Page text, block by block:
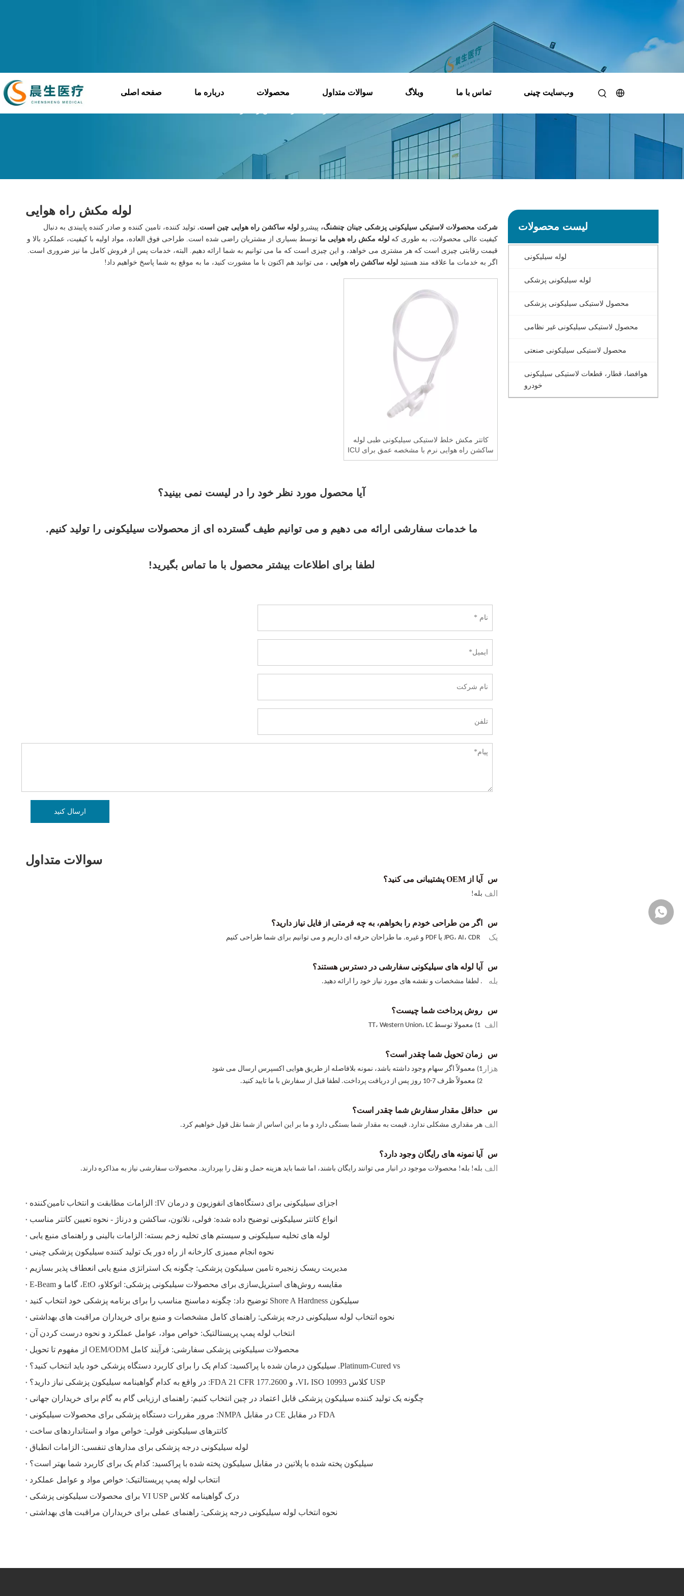
صفحه اصلی درباره ما محصولات سوالات متداول وبلاگ تماس با ما
وب‌سایت چینی
لوله مکش راه هوایی
شرکت محصولات لاستیکی سیلیکونی پزشکی جینان چنشنگ، پیشرو لوله ساکشن راه هوایی چین است. تولید کننده، تامین کننده و صادر کننده پایبندی به دنبال
کیفیت عالی محصولات، به طوری که لوله مکش راه هوایی ما توسط بسیاری از مشتریان راضی شده است. طراحی فوق العاده، مواد اولیه با کیفیت، عملکرد بالا و
قیمت رقابتی چیزی است که هر مشتری می خواهد، و این چیزی است که ما می توانیم به شما ارائه دهیم. البته، خدمات پس از فروش کامل ما نیز ضروری است.
اگر به خدمات ما علاقه مند هستید لوله ساکشن راه هوایی ، می توانید هم اکنون با ما مشورت کنید، ما به موقع به شما پاسخ خواهیم داد!
کاتتر مکش خلط لاستیکی سیلیکونی طبی لوله
ساکشن راه هوایی نرم با مشخصه عمق برای ICU
و جراحی
آیا محصول مورد نظر خود را در لیست نمی بینید؟
ما خدمات سفارشی ارائه می دهیم و می توانیم طیف گسترده ای از محصولات سیلیکونی را تولید کنیم.
لطفا برای اطلاعات بیشتر محصول با ما تماس بگیرید!
ارسال کنید
سوالات متداول
س
آیا از OEM پشتیبانی می کنید؟
الف بله!
س
اگر من طراحی خودم را بخواهم، به چه فرمتی از فایل نیاز دارید؟
یک
JPG، AI، CDR یا PDF و غیره. ما طراحان حرفه ای داریم و می توانیم برای شما طراحی کنیم
س
آیا لوله های سیلیکونی سفارشی در دسترس هستند؟
بله
. لطفا مشخصات و نقشه های مورد نیاز خود را ارائه دهید.
س
روش پرداخت شما چیست؟
الف 1) معمولا توسط TT، Western Union، LC
س
زمان تحویل شما چقدر است؟
هزار 1) معمولاً اگر سهام وجود داشته باشد، نمونه بلافاصله از طریق هوایی اکسپرس ارسال می شود
2) معمولاً ظرف 7-10 روز پس از دریافت پرداخت. لطفا قبل از سفارش با ما تایید کنید.
س
حداقل مقدار سفارش شما چقدر است؟
الف هر مقداری مشکلی ندارد. قیمت به مقدار شما بستگی دارد و ما بر این اساس از شما نقل قول خواهیم کرد.
س
آیا نمونه های رایگان وجود دارد؟
الف بله! بله! محصولات موجود در انبار می توانند رایگان باشند، اما شما باید هزینه حمل و نقل را بپردازید. محصولات سفارشی نیاز به مذاکره دارند.
لیست محصولات
لوله سیلیکونی
لوله سیلیکونی پزشکی
محصول لاستیکی سیلیکونی پزشکی
محصول لاستیکی سیلیکونی غیر نظامی
محصول لاستیکی سیلیکونی صنعتی
هوافضا، قطار، قطعات لاستیکی سیلیکونی
خودرو
اجزای سیلیکونی برای دستگاه‌های انفوزیون و درمان IV: الزامات مطابقت و انتخاب تامین‌کننده
انواع کاتتر سیلیکونی توضیح داده شده: فولی، نلاتون، ساکشن و درناژ - نحوه تعیین کاتتر مناسب
لوله های تخلیه سیلیکونی و سیستم های تخلیه زخم بسته: الزامات بالینی و راهنمای منبع یابی
نحوه انجام ممیزی کارخانه از راه دور یک تولید کننده سیلیکون پزشکی چینی
مدیریت ریسک زنجیره تامین سیلیکون پزشکی: چگونه یک استراتژی منبع یابی انعطاف پذیر بسازیم
مقایسه روش‌های استریل‌سازی برای محصولات سیلیکونی پزشکی: اتوکلاو، EtO، گاما و E-Beam
سیلیکون Shore A Hardness توضیح داد: چگونه دماسنج مناسب را برای برنامه پزشکی خود انتخاب کنید
نحوه انتخاب لوله سیلیکونی درجه پزشکی: راهنمای کامل مشخصات و منبع برای خریداران مراقبت های بهداشتی
انتخاب لوله پمپ پریستالتیک: خواص مواد، عوامل عملکرد و نحوه درست کردن آن
محصولات سیلیکونی پزشکی سفارشی: فرآیند کامل OEM/ODM از مفهوم تا تحویل
Platinum-Cured vs. سیلیکون درمان شده با پراکسید: کدام یک را برای کاربرد دستگاه پزشکی خود باید انتخاب کنید؟
USP کلاس VI، ISO 10993، و FDA 21 CFR 177.2600: در واقع به کدام گواهینامه سیلیکون پزشکی نیاز دارید؟
چگونه یک تولید کننده سیلیکون پزشکی قابل اعتماد در چین انتخاب کنیم: راهنمای ارزیابی گام به گام برای خریداران جهانی
FDA در مقابل CE در مقابل NMPA: مرور مقررات دستگاه پزشکی برای محصولات سیلیکونی
کاتترهای سیلیکونی فولی: خواص مواد و استانداردهای ساخت
لوله سیلیکونی درجه پزشکی برای مدارهای تنفسی: الزامات انطباق
سیلیکون پخته شده با پلاتین در مقابل سیلیکون پخته شده با پراکسید: کدام یک برای کاربرد شما بهتر است؟
انتخاب لوله پمپ پریستالتیک: خواص مواد و عوامل عملکرد
درک گواهینامه کلاس VI USP برای محصولات سیلیکونی پزشکی
نحوه انتخاب لوله سیلیکونی درجه پزشکی: راهنمای عملی برای خریداران مراقبت های بهداشتی
‎+۸۶- ۱۳۲۵۶۷۹۰۴۵‎